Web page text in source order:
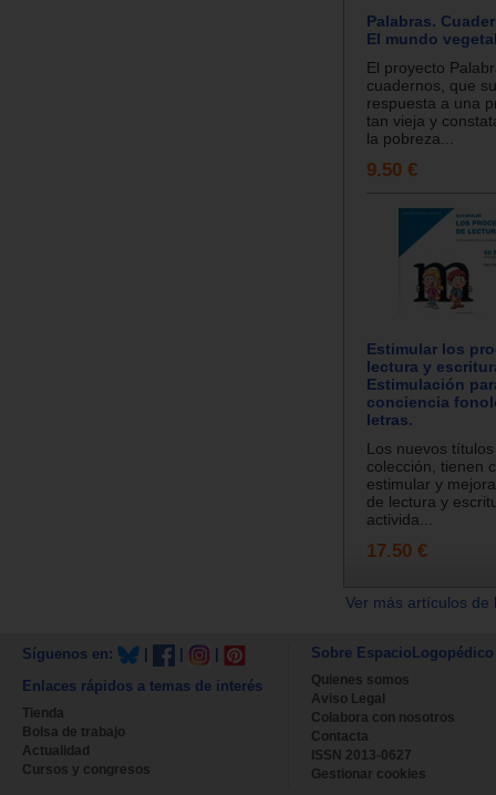
Palabras.
El mundo
El proyecto
cuadernos, que
respuesta a una
tan vieja y
la pobreza...
9.50 €
Estimular los
lectura y
Estimulación
conciencia
letras.
Los nuevos
colección, tienen
estimular y
de lectura y
activida...
17.50 €
Ver más artículos
Síguenos en:
Enlaces rápidos a temas de interés
Tienda
Bolsa de trabajo
Actualidad
Cursos y congresos
Sobre EspacioLogopédico
Quienes somos
Aviso Legal
Colabora con nosotros
Contacta
ISSN 2013-0627
Gestionar cookies